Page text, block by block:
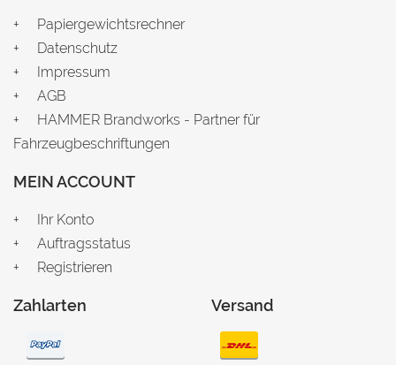
Papiergewichtsrechner
Datenschutz
Impressum
AGB
HAMMER Brandworks - Partner für
Fahrzeugbeschriftungen
MEIN ACCOUNT
Ihr Konto
Auftragsstatus
Registrieren
Zahlarten Versand